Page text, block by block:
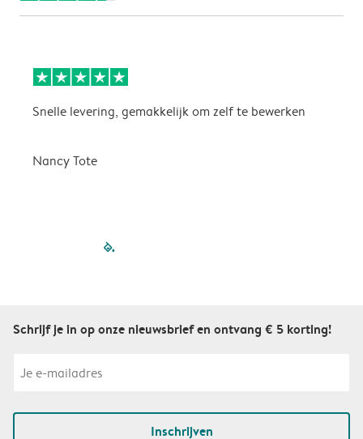
Snelle levering, gemakkelijk om zelf te bewerken
Nancy Tote
filled-pagination
Schrijf je in op onze nieuwsbrief en ontvang € 5 korting!
Inschrijven